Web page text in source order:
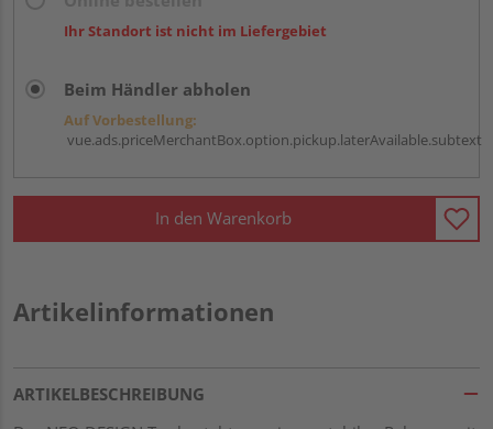
Ihr Standort ist nicht im Liefergebiet
Beim Händler abholen
Auf Vorbestellung:
vue.ads.priceMerchantBox.option.pickup.laterAvailable.subtext
In den Warenkorb
Artikelinformationen
ARTIKELBESCHREIBUNG